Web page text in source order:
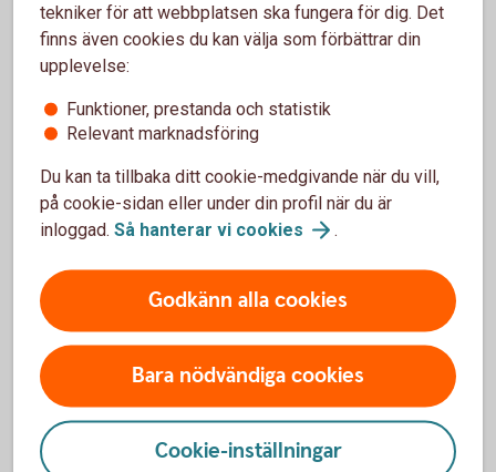
Varför ska man använda importremburs?
Hur vet man att det är de varor som är beställda
som kommer?
För att se detta innehåll behöver du först
Inställningar för cookies
tekniker för att webbplatsen ska fungera för dig. Det
finns även cookies du kan välja som förbättrar din
upplevelse:
Funktioner, prestanda och statistik
Relevant marknadsföring
Du kan ta tillbaka ditt cookie-medgivande när du vill,
på cookie-sidan eller under din profil när du är
inloggad. Så hanterar vi cookies .
Godkänn alla cookies
Bara nödvändiga cookies
Cookie-inställningar